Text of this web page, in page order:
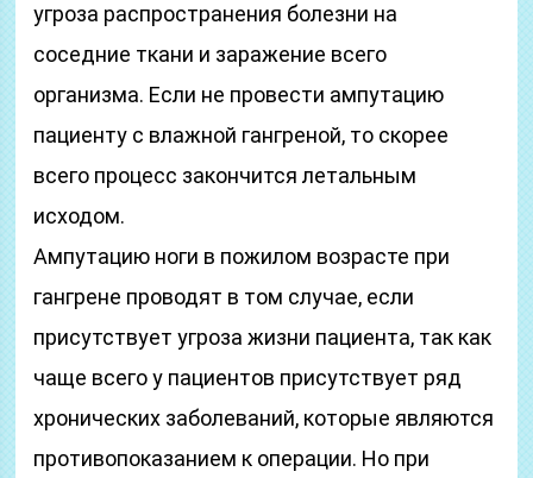
угроза распространения болезни на
соседние ткани и заражение всего
организма. Если не провести ампутацию
пациенту с влажной гангреной, то скорее
всего процесс закончится летальным
исходом.
Ампутацию ноги в пожилом возрасте при
гангрене проводят в том случае, если
присутствует угроза жизни пациента, так как
чаще всего у пациентов присутствует ряд
хронических заболеваний, которые являются
противопоказанием к операции. Но при